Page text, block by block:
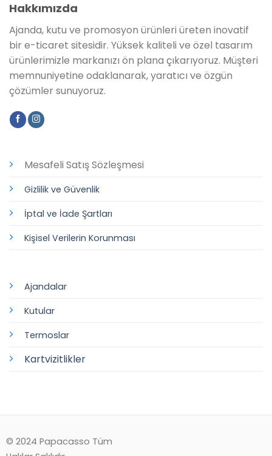
Mesafeli Satış Sözleşmesi
Gizlilik ve Güvenlik
İptal ve İade Şartları
Kişisel Verilerin Korunması
Ajandalar
Kutular
Termoslar
Kartvizitlikler
Hakkımızda
Ajanda, kutu ve promosyon ürünleri üreten inovatif
bir e-ticaret sitesidir. Yüksek kaliteli ve özel tasarım
ürünlerimizle markanızı ön plana çıkarıyoruz. Müşteri
memnuniyetine odaklanarak, yaratıcı ve özgün
çözümler sunuyoruz.
© 2024 Papacasso Tüm